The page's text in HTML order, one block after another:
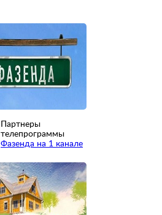
Партнеры
телепрограммы
Фазенда на 1 канале